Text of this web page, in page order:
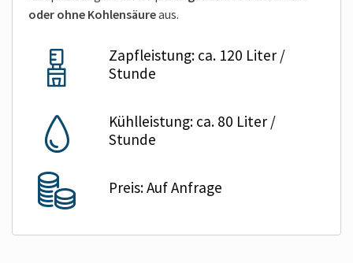
oder ohne Kohlensäureaus.
Zapfleistung: ca. 120 Liter /
Stunde
Kühlleistung: ca. 80 Liter /
Stunde
Preis: Auf Anfrage